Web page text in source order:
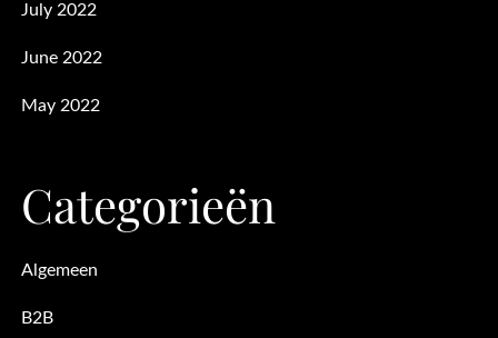
July 2022
June 2022
May 2022
Categorieën
Algemeen
B2B